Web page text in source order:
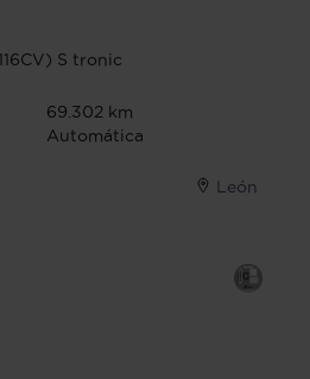
S tronic
69.302 km
Automática
León